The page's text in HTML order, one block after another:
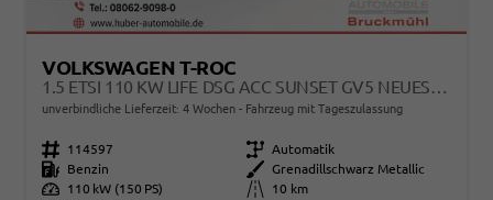
VOLKSWAGEN T-ROC
1.5 ETSI 110 KW LIFE DSG ACC SUNSET GV5 NEUES MODELL
unverbindliche Lieferzeit: 4 Wochen Fahrzeug mit Tageszulassung
Fahrzeugnr. 114597 Getriebe Automatik
Kraftstoff
Benzin Außenfarbe
Grenadillschwarz Metallic
Leistung
110 kW (150 PS) Kilometerstand
10 km